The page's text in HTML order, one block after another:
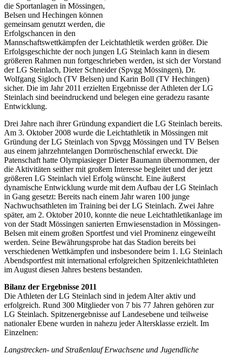
die Sportanlagen in Mössingen,
Belsen und Hechingen können
gemeinsam genutzt werden, die
Erfolgschancen in den
Mannschaftswettkämpfen der Leichtathletik werden größer. Die
Erfolgsgeschichte der noch jungen LG Steinlach kann in diesem
größeren Rahmen nun fortgeschrieben werden, ist sich der Vorstand
der LG Steinlach, Dieter Schneider (Spvgg Mössingen), Dr.
Wolfgang Sigloch (TV Belsen) und Karin Boll (TV Hechingen)
sicher. Die im Jahr 2011 erzielten Ergebnisse der Athleten der LG
Steinlach sind beeindruckend und belegen eine geradezu rasante
Entwicklung.
Drei Jahre nach ihrer Gründung expandiert die LG Steinlach bereits.
Am 3. Oktober 2008 wurde die Leichtathletik in Mössingen mit
Gründung der LG Steinlach von Spvgg Mössingen und TV Belsen
aus einem jahrzehntelangen Dornröschenschlaf erweckt. Die
Patenschaft hatte Olympiasieger Dieter Baumann übernommen, der
die Aktivitäten seither mit großem Interesse begleitet und der jetzt
größeren LG Steinlach viel Erfolg wünscht. Eine äußerst
dynamische Entwicklung wurde mit dem Aufbau der LG Steinlach
in Gang gesetzt: Bereits nach einem Jahr waren 100 junge
Nachwuchsathleten im Training bei der LG Steinlach. Zwei Jahre
später, am 2. Oktober 2010, konnte die neue Leichtathletikanlage im
von der Stadt Mössingen sanierten Ernwiesenstadion in Mössingen-
Belsen mit einem großen Sportfest und viel Prominenz eingeweiht
werden. Seine Bewährungsprobe hat das Stadion bereits bei
verschiedenen Wettkämpfen und insbesondere beim 1. LG Steinlach
Abendsportfest mit international erfolgreichen Spitzenleichtathleten
im August diesen Jahres bestens bestanden.
Bilanz der Ergebnisse 2011
Die Athleten der LG Steinlach sind in jedem Alter aktiv und
erfolgreich. Rund 300 Mitglieder von 7 bis 77 Jahren gehören zur
LG Steinlach. Spitzenergebnisse auf Landesebene und teilweise
nationaler Ebene wurden in nahezu jeder Altersklasse erzielt. Im
Einzelnen:
Langstrecken- und Straßenlauf Erwachsene und Jugendliche